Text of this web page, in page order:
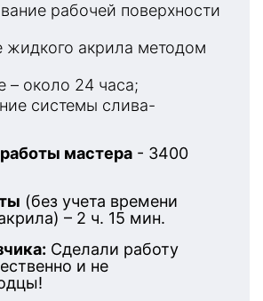
рабочей поверхности
жидкого акрила методом
– около 24 часа;
системы слива-
мастера - 3400
(без учета времени
– 2 ч. 15 мин.
Сделали работу
и не